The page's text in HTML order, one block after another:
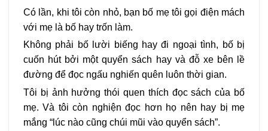
Có lần, khi tôi còn nhỏ, bạn bố mẹ tôi gọi điện mách
với mẹ là bố hay trốn làm.
Không phải bố lười biếng hay đi ngoại tình, bố bị
cuốn hút bởi một quyển sách hay và đỗ xe bên lề
đường để đọc ngấu nghiến quên luôn thời gian.
Tôi bị ảnh hưởng thói quen thích đọc sách của bố
mẹ. Và tôi còn nghiện đọc hơn họ nên hay bị mẹ
mắng “lúc nào cũng chúi mũi vào quyển sách”.